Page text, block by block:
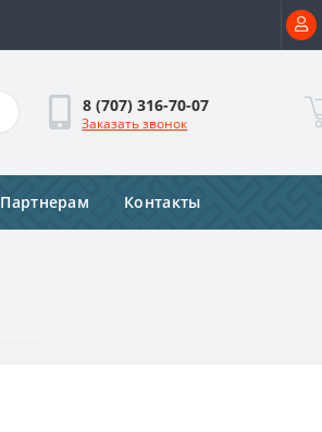
8 (707) 316-70-07
Заказать звонок
Партнерам Контакты